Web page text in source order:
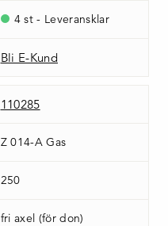
4 st - Leveransklar
Bli E-Kund
110285
Z 014-A Gas
250
fri axel (för don)